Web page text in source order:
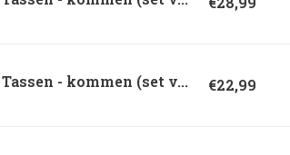
Tassen - kommen (set v... €22,99